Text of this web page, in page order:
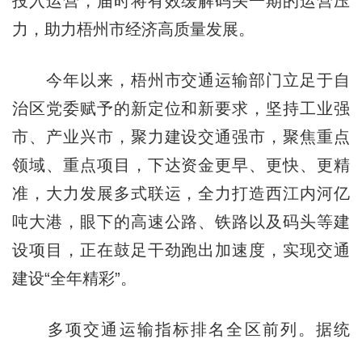
力，助力梧州市经济高质量发展。
今年以来，梧州市交通运输部门立足于自
治区党委赋予的新定位和新要求，坚持工业强
市、产业兴市，聚力建设交通强市，聚焦重点
领域、重点项目，下达资金更早、更快、更精
准，大力发展多式联运，全力打造西江内河亿
吨大港，眼下的高速公路、铁路以及码头等建
设项目，正在鼓足干劲跑出加速度，实现交通
建设“全年精彩”。
多项交通运输指标排名全区前列。据统